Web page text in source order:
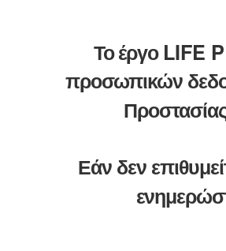
Το έργο LIFE
προσωπικών
Εάν δεν